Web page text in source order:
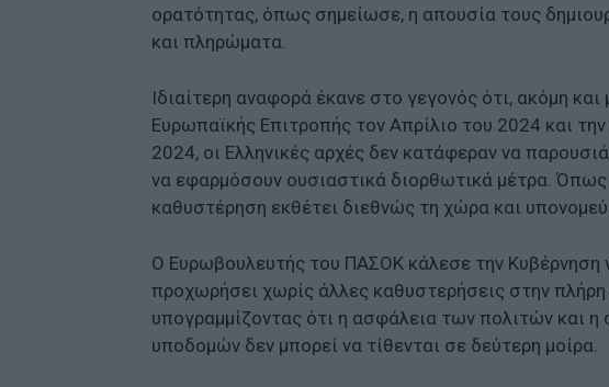
ορατότητας, όπως σημείωσε, η απουσία τους
και πληρώματα.
Ιδιαίτερη αναφορά έκανε στο γεγονός ότι, ακόμη
Ευρωπαϊκής Επιτροπής τον Απρίλιο του 2024 και
2024, οι Ελληνικές αρχές δεν κατάφεραν να
να εφαρμόσουν ουσιαστικά διορθωτικά μέτρα.
καθυστέρηση εκθέτει διεθνώς τη χώρα και
Ο Ευρωβουλευτής του ΠΑΣΟΚ κάλεσε την Κυβέρνηση
προχωρήσει χωρίς άλλες καθυστερήσεις στην
υπογραμμίζοντας ότι η ασφάλεια των πολιτών και
υποδομών δεν μπορεί να τίθενται σε δεύτερη μοίρα.